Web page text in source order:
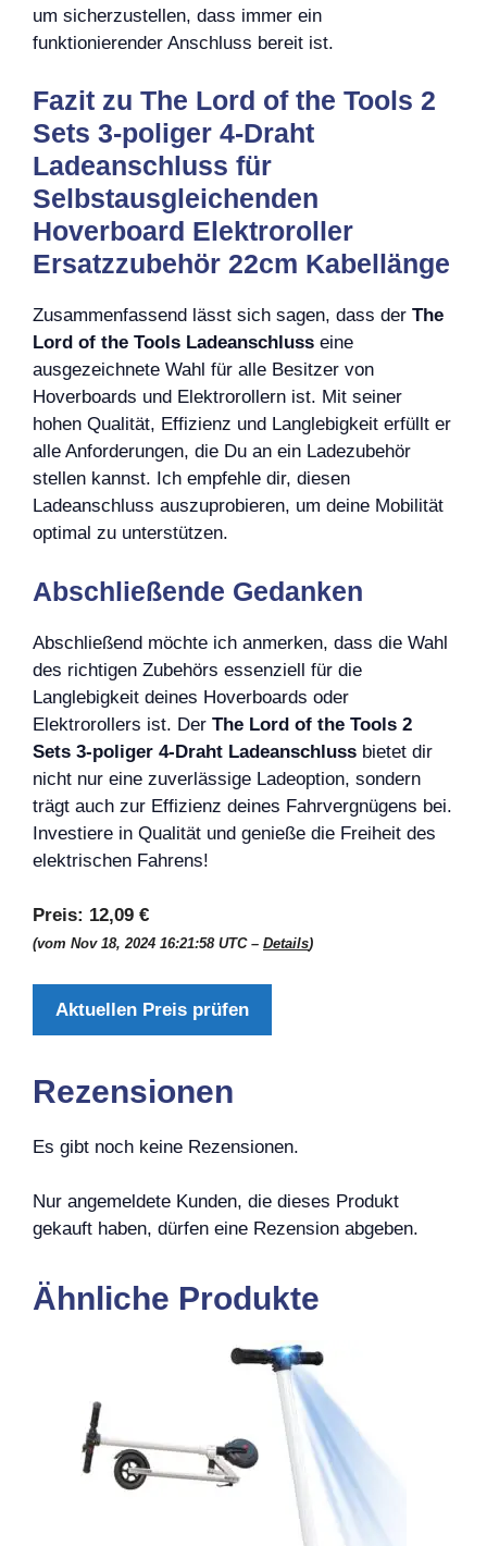
um sicherzustellen, dass immer ein
funktionierender Anschluss bereit ist.
Fazit zu The Lord of the Tools 2
Sets 3-poliger 4-Draht
Ladeanschluss für
Selbstausgleichenden
Hoverboard Elektroroller
Ersatzzubehör 22cm Kabellänge
Zusammenfassend lässt sich sagen, dass der The
Lord of the Tools Ladeanschluss eine
ausgezeichnete Wahl für alle Besitzer von
Hoverboards und Elektrorollern ist. Mit seiner
hohen Qualität, Effizienz und Langlebigkeit erfüllt er
alle Anforderungen, die Du an ein Ladezubehör
stellen kannst. Ich empfehle dir, diesen
Ladeanschluss auszuprobieren, um deine Mobilität
optimal zu unterstützen.
Abschließende Gedanken
Abschließend möchte ich anmerken, dass die Wahl
des richtigen Zubehörs essenziell für die
Langlebigkeit deines Hoverboards oder
Elektrorollers ist. Der The Lord of the Tools 2
Sets 3-poliger 4-Draht Ladeanschluss bietet dir
nicht nur eine zuverlässige Ladeoption, sondern
trägt auch zur Effizienz deines Fahrvergnügens bei.
Investiere in Qualität und genieße die Freiheit des
elektrischen Fahrens!
Preis: 12,09 €
(vom Nov 18, 2024 16:21:58 UTC – Details)
Aktuellen Preis prüfen
Rezensionen
Es gibt noch keine Rezensionen.
Nur angemeldete Kunden, die dieses Produkt
gekauft haben, dürfen eine Rezension abgeben.
Ähnliche Produkte